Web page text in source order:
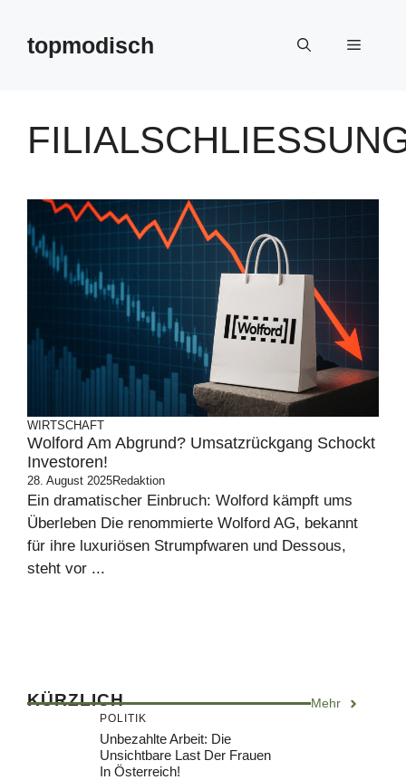
springentopmodisch Menü
WIRTSCHAFT
Wolford Am Abgrund? Umsatzrückgang Schockt
Investoren!
28. August 2025Redaktion
Ein dramatischer Einbruch: Wolford kämpft ums
Überleben Die renommierte Wolford AG, bekannt
für ihre luxuriösen Strumpfwaren und Dessous,
steht vor ...
KÜRZLICH Mehr
POLITIK
Unbezahlte Arbeit: Die
Unsichtbare Last Der Frauen
In Österreich!